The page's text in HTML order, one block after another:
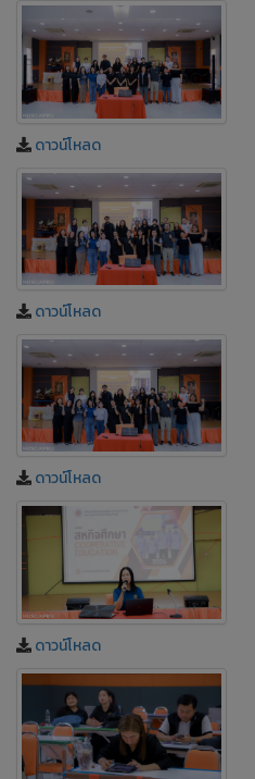
ดาวน์โหลด
ดาวน์โหลด
ดาวน์โหลด
ดาวน์โหลด